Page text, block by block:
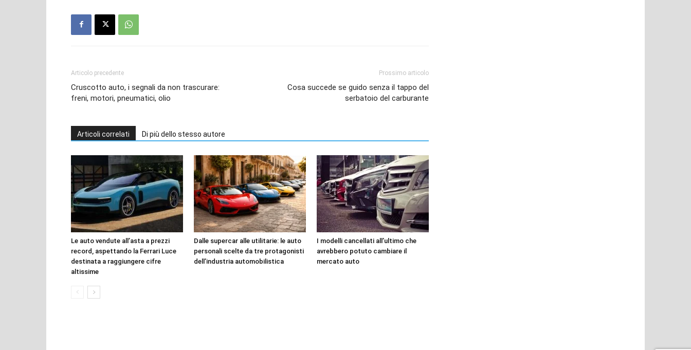
Articolo precedente
Cruscotto auto, i segnali da non trascurare:
freni, motori, pneumatici, olio
Prossimo articolo
Cosa succede se guido senza il tappo del
serbatoio del carburante
Articoli correlati Di più dello stesso autore
Le auto vendute all’asta a prezzi
record, aspettando la Ferrari Luce
destinata a raggiungere cifre
altissime
Dalle supercar alle utilitarie: le auto
personali scelte da tre protagonisti
dell’industria automobilistica
I modelli cancellati all’ultimo che
avrebbero potuto cambiare il
mercato auto